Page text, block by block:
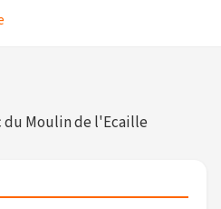
du Moulin de l'Ecaille